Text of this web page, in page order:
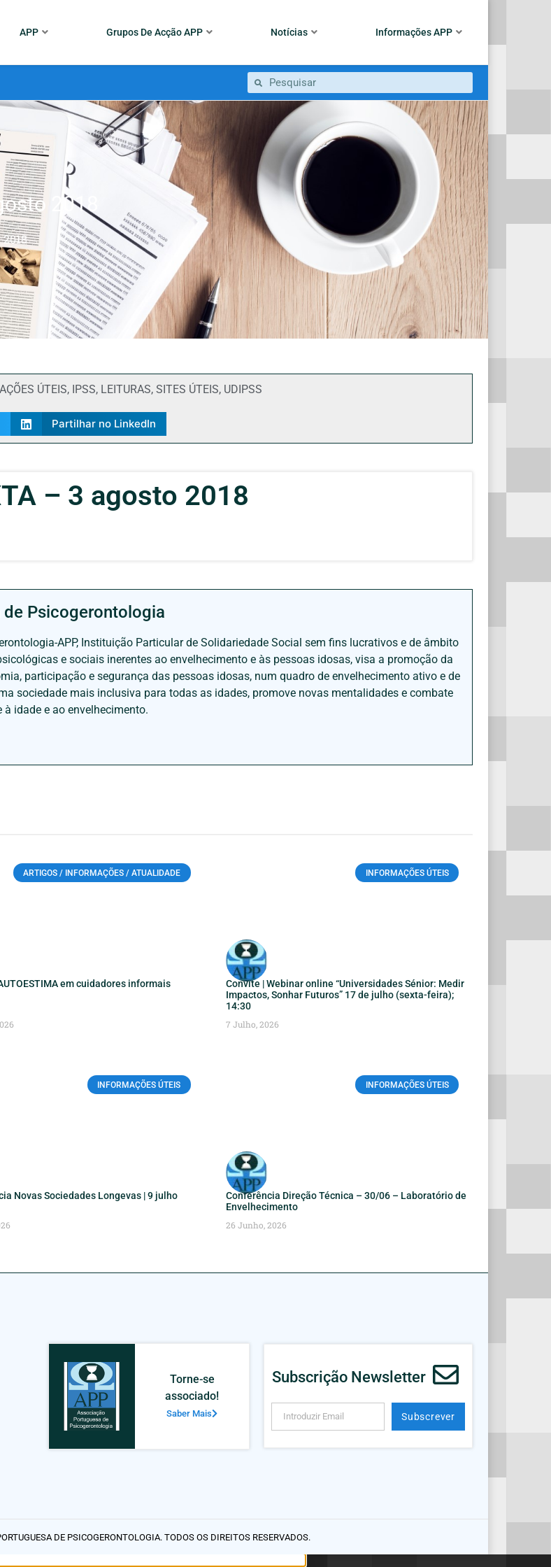
APP Grupos De Acção APP Notícias Informações APP
2018
2018
ÚTEIS, IPSS, LEITURAS, SITES ÚTEIS, UDIPSS
Partilhar no LinkedIn
– 3 agosto 2018
Psicogerontologia
APP, Instituição Particular de Solidariedade Social sem fins lucrativos e de âmbito
e sociais inerentes ao envelhecimento e às pessoas idosas, visa a promoção da
participação e segurança das pessoas idosas, num quadro de envelhecimento ativo e de
sociedade mais inclusiva para todas as idades, promove novas mentalidades e combate
idade e ao envelhecimento.
ARTIGOS / INFORMAÇÕES / ATUALIDADE
em cuidadores informais
INFORMAÇÕES ÚTEIS
Convite | Webinar online “Universidades Sénior: Medir
Impactos, Sonhar Futuros” 17 de julho (sexta-feira);
14:30
7 Julho, 2026
INFORMAÇÕES ÚTEIS
Novas Sociedades Longevas | 9 julho
INFORMAÇÕES ÚTEIS
Conferência Direção Técnica – 30/06 – Laboratório de
Envelhecimento
26 Junho, 2026
Torne-se
associado!
Saber Mais
Subscrição Newsletter
Subscrever
DE PSICOGERONTOLOGIA. TODOS OS DIREITOS RESERVADOS.